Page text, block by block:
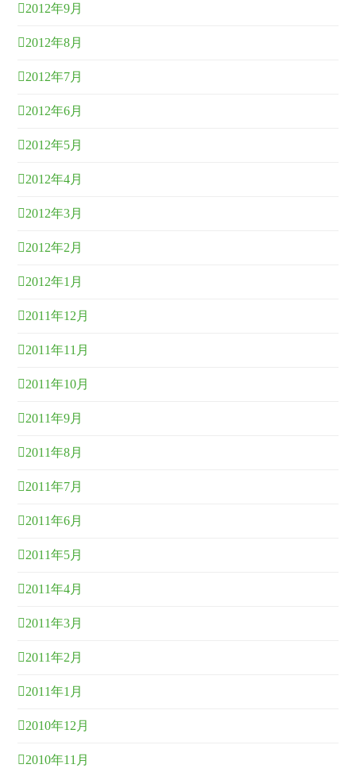
2012年9月
2012年8月
2012年7月
2012年6月
2012年5月
2012年4月
2012年3月
2012年2月
2012年1月
2011年12月
2011年11月
2011年10月
2011年9月
2011年8月
2011年7月
2011年6月
2011年5月
2011年4月
2011年3月
2011年2月
2011年1月
2010年12月
2010年11月